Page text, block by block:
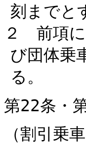
刻までと
２ 前項に
び団体乗
る。
第22条・
（割引乗